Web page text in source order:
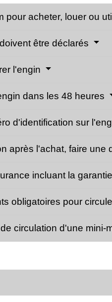
pour acheter, louer ou
être déclarés
l'engin
dans les 48 heures
d'identification sur
après l'achat, faire une
incluant la
obligatoires pour
circulation d'une